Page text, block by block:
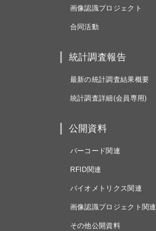
画像認識プロジェクト
合同活動
統計調査報告
最新の統計調査結果概要
統計調査詳細(会員専用)
公開資料
バーコード関連
RFID関連
バイオメトリクス関連
画像認識プロジェクト関連
その他公開資料